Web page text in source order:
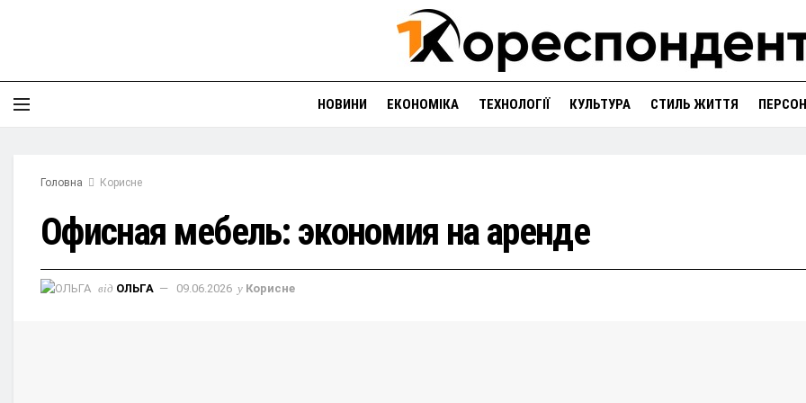
НОВИНИ ЕКОНОМІКА ТЕХНОЛОГІЇ КУЛЬТУРА СТИЛЬ ЖИТТЯ
Головна Корисне
Офисная мебель: экономия на аренде
від ОЛЬГА 09.06.2026 у Корисне